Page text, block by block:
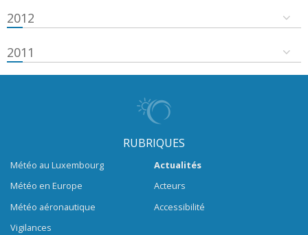
2012
2011
RUBRIQUES
Météo au Luxembourg
Météo en Europe
Météo aéronautique
Vigilances
Actualités
Acteurs
Accessibilité